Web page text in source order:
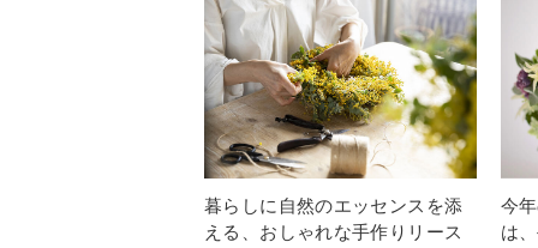
暮らしに自然のエッセンスを添
える、おしゃれな手作りリース
今
は